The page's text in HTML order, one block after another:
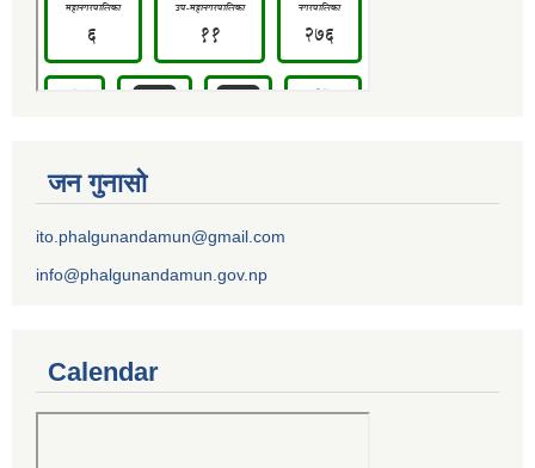
जन गुनासो
ito.phalgunandamun@gmail.com
info@phalgunandamun.gov.np
Calendar